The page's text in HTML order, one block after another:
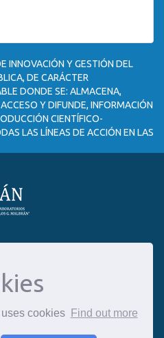
cookies Find out more
INNOVACIÓN Y GESTIÓN DEL
DE CARÁCTER
DONDE SE: ALMACENA,
Y DIFUNDE, INFORMACIÓN
CIENTÍFICO-
LAS LÍNEAS DE ACCIÓN EN LAS